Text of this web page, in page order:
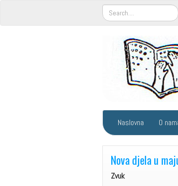
Naslovna O
Nova djela u
Zvuk